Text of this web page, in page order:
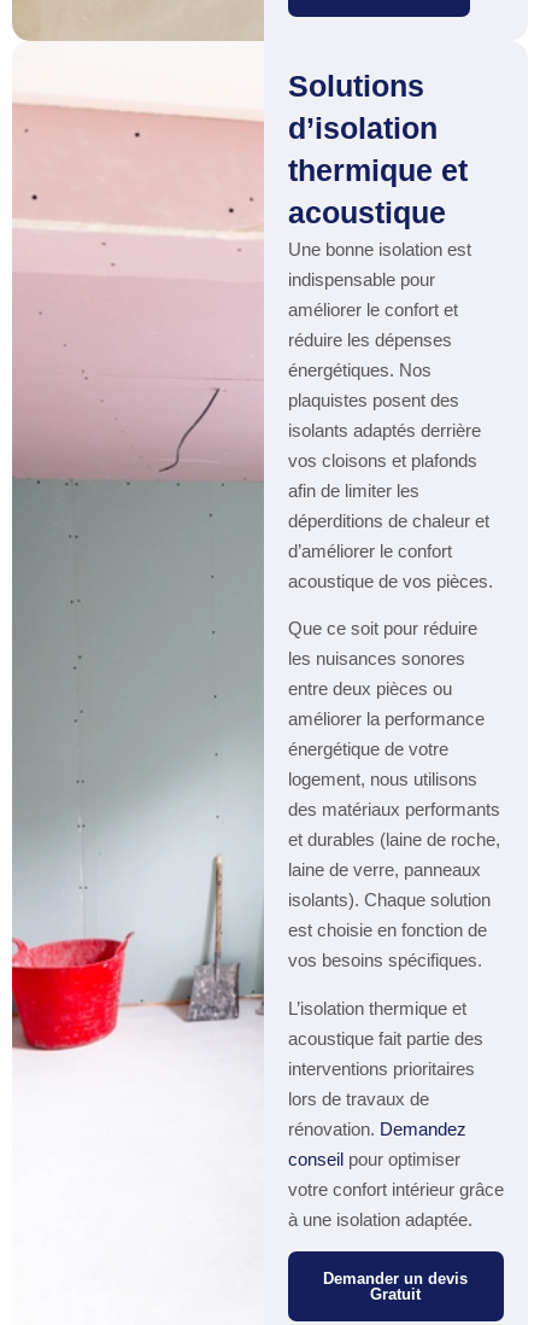
Solutions
d’isolation
thermique et
acoustique
Une bonne isolation est
indispensable pour
améliorer le confort et
réduire les dépenses
énergétiques. Nos
plaquistes posent des
isolants adaptés derrière
vos cloisons et plafonds
afin de limiter les
déperditions de chaleur et
d’améliorer le confort
acoustique de vos pièces.
Que ce soit pour réduire
les nuisances sonores
entre deux pièces ou
améliorer la performance
énergétique de votre
logement, nous utilisons
des matériaux performants
et durables (laine de roche,
laine de verre, panneaux
isolants). Chaque solution
est choisie en fonction de
vos besoins spécifiques.
L’isolation thermique et
acoustique fait partie des
interventions prioritaires
lors de travaux de
rénovation. Demandez
conseilpour optimiser
votre confort intérieur grâce
à une isolation adaptée.
Demander un devis
Gratuit